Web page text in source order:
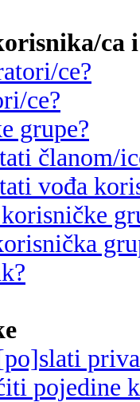
ca
ce?
ce?
grupe?
članom/
vođa
pojedine